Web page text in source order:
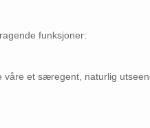
funksjoner:
våre et særegent, naturlig